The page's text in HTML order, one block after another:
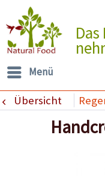
Menü
Übersicht